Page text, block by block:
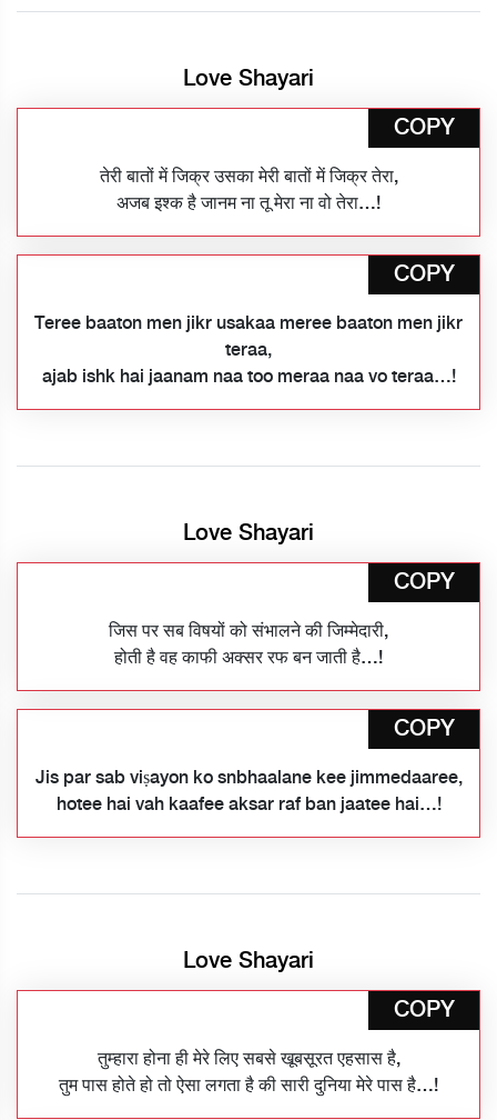
Love Shayari
COPY
तेरी बातों में जिक्र उसका मेरी बातों में जिक्र तेरा,
अजब इश्क है जानम ना तू मेरा ना वो तेरा…!
COPY
Teree baaton men jikr usakaa meree baaton men jikr
teraa,
ajab ishk hai jaanam naa too meraa naa vo teraa…!
Love Shayari
COPY
जिस पर सब विषयों को संभालने की जिम्मेदारी,
होती है वह काफी अक्सर रफ बन जाती है…!
COPY
Jis par sab viṣayon ko snbhaalane kee jimmedaaree,
hotee hai vah kaafee aksar raf ban jaatee hai…!
Love Shayari
COPY
तुम्हारा होना ही मेरे लिए सबसे खूबसूरत एहसास है,
तुम पास होते हो तो ऐसा लगता है की सारी दुनिया मेरे पास है…!